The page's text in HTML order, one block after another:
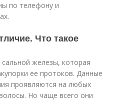
по телефону и
Что такое
железы, которая
ее протоков. Данные
проявляются на любых
Но чаще всего они